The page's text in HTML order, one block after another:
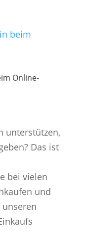
Online-
unterstützen,
Das ist
bei vielen
und